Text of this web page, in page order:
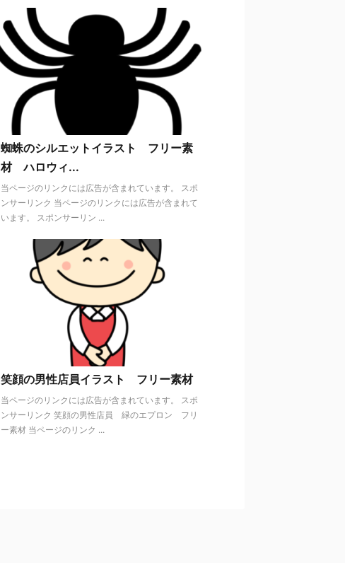
蜘蛛のシルエットイラスト フリー素
材 ハロウィ...
当ページのリンクには広告が含まれています。 スポ
ンサーリンク 当ページのリンクには広告が含まれて
います。 スポンサーリン ...
笑顔の男性店員イラスト フリー素材
当ページのリンクには広告が含まれています。 スポ
ンサーリンク 笑顔の男性店員 緑のエプロン フリ
ー素材 当ページのリンク ...